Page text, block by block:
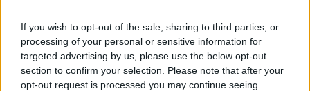
If you wish to opt-out of the sale, sharing to third parties, or
processing of your personal or sensitive information for
targeted advertising by us, please use the below opt-out
section to confirm your selection. Please note that after your
opt-out request is processed you may continue seeing